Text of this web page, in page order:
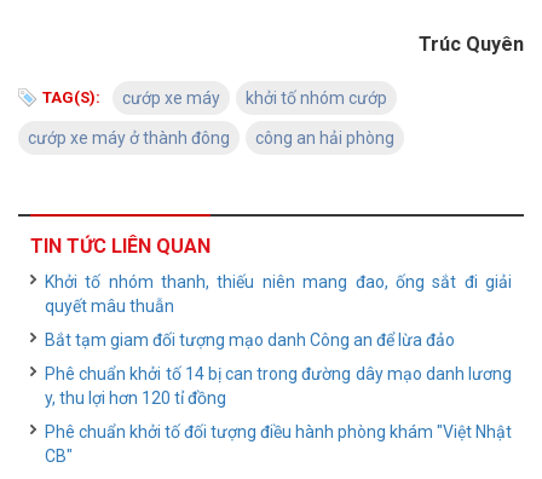
Trúc Quyên
TAG(S): cướp xe máy khởi tố nhóm cướp
cướp xe máy ở thành đông công an hải phòng
TIN TỨC LIÊN QUAN
Khởi tố nhóm thanh, thiếu niên mang đao, ống sắt đi giải
quyết mâu thuẫn
Bắt tạm giam đối tượng mạo danh Công an để lừa đảo
Phê chuẩn khởi tố 14 bị can trong đường dây mạo danh lương
y, thu lợi hơn 120 tỉ đồng
Phê chuẩn khởi tố đối tượng điều hành phòng khám "Việt Nhật
CB"